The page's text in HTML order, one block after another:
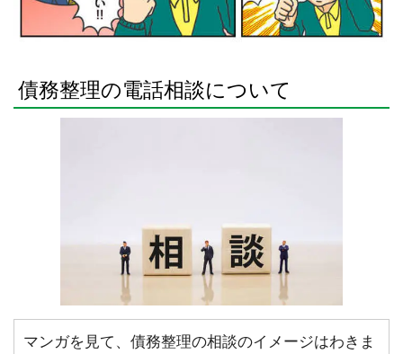
債務整理の電話相談について
マンガを見て、債務整理の相談のイメージはわきま